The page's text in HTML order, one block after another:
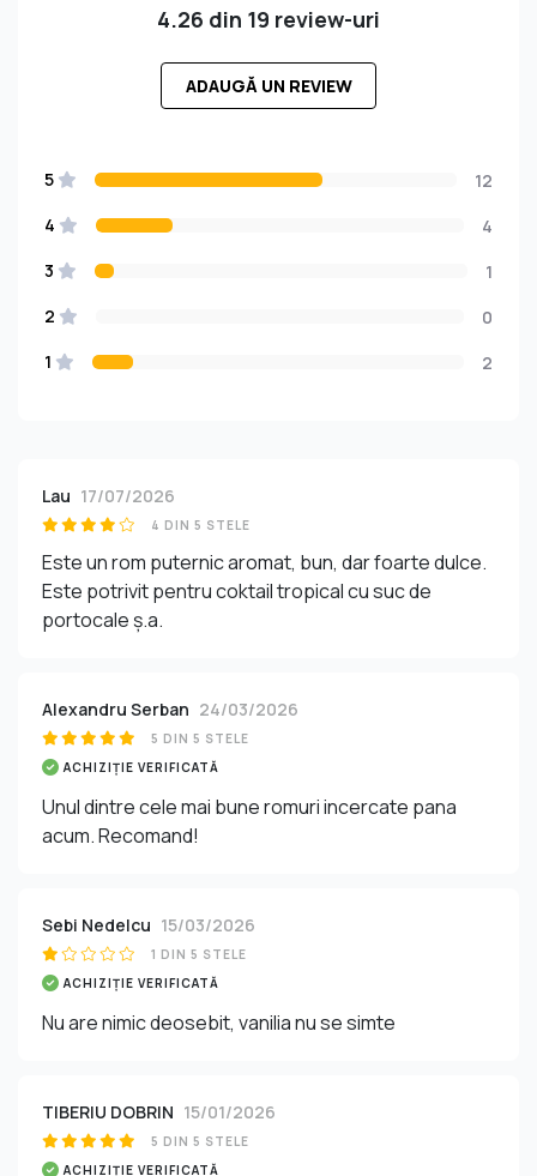
4.26 din 19 review-uri
ADAUGĂ UN REVIEW
5
12
4
4
3
1
2
0
1
2
Lau 17/07/2026
4 DIN 5 STELE
Este un rom puternic aromat, bun, dar foarte dulce.
Este potrivit pentru coktail tropical cu suc de
portocale ș.a.
Alexandru Serban 24/03/2026
5 DIN 5 STELE
ACHIZIȚIE VERIFICATĂ
Unul dintre cele mai bune romuri incercate pana
acum. Recomand!
Sebi Nedelcu 15/03/2026
1 DIN 5 STELE
ACHIZIȚIE VERIFICATĂ
Nu are nimic deosebit, vanilia nu se simte
TIBERIU DOBRIN 15/01/2026
5 DIN 5 STELE
ACHIZIȚIE VERIFICATĂ